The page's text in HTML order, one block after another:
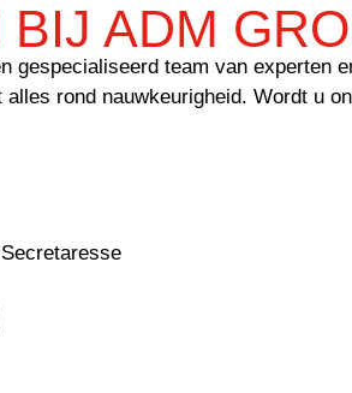
ADM
gespecialiseerd team van experten
alles rond nauwkeurigheid. Wordt u